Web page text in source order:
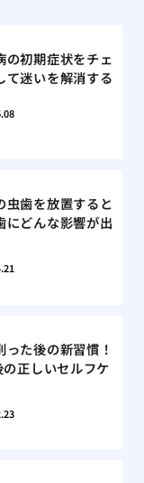
の初期症状をチェ
て迷いを解消する
虫歯を放置すると
にどんな影響が出
った後の新習慣！
正しいセルフケ